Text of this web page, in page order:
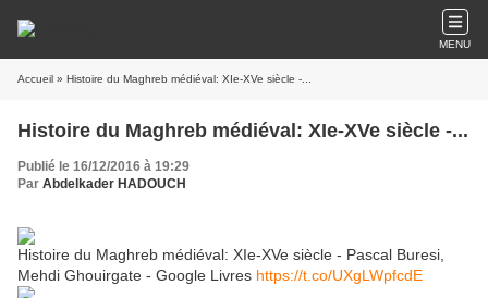
MENU
Accueil » Histoire du Maghreb médiéval: XIe-XVe siècle -...
Histoire du Maghreb médiéval: XIe-XVe siècle -...
Publié le 16/12/2016 à 19:29
Par Abdelkader HADOUCH
Histoire du Maghreb médiéval: XIe-XVe siècle - Pascal Buresi,
Mehdi Ghouirgate - Google Livres https://t.co/UXgLWpfcdE